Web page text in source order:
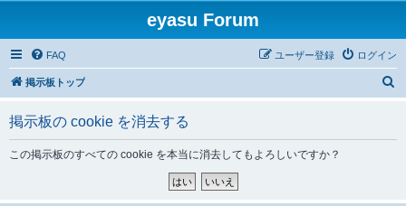
eyasu Forum
FAQ ログイン
ユーザー登録
掲示板トップ
掲示板の cookie を消去する
この掲示板のすべての cookie を本当に消去してもよろしいですか？